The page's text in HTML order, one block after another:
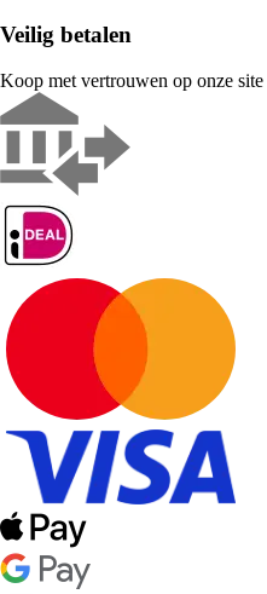
Veilig betalen
Koop met vertrouwen op onze site